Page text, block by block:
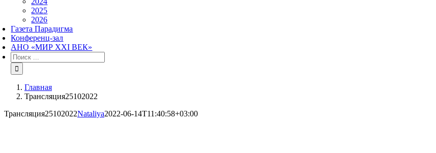
2025
2026
Газета Парадигма
Конференц-зал
АНО «МИР XXI ВЕК»
Результат
поиска:
Главная
Трансляция25102022
Трансляция25102022Nataliya2022-06-14T11:40:58+03:00